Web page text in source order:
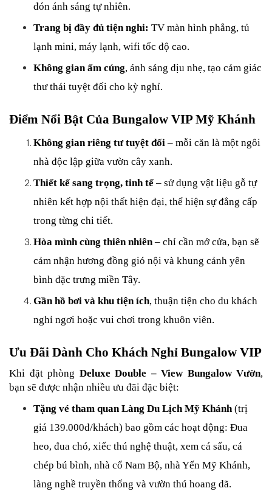
đón ánh sáng tự nhiên.
Trang bị đầy đủ tiện nghi: TV màn hình phẳng, tủ
lạnh mini, máy lạnh, wifi tốc độ cao.
Không gian ấm cúng, ánh sáng dịu nhẹ, tạo cảm giác
thư thái tuyệt đối cho kỳ nghỉ.
Điểm Nổi Bật Của Bungalow VIP Mỹ Khánh
Không gian riêng tư tuyệt đối – mỗi căn là một ngôi
nhà độc lập giữa vườn cây xanh.
Thiết kế sang trọng, tinh tế – sử dụng vật liệu gỗ tự
nhiên kết hợp nội thất hiện đại, thể hiện sự đẳng cấp
trong từng chi tiết.
Hòa mình cùng thiên nhiên – chỉ cần mở cửa, bạn sẽ
cảm nhận hương đồng gió nội và khung cảnh yên
bình đặc trưng miền Tây.
Gần hồ bơi và khu tiện ích, thuận tiện cho du khách
nghỉ ngơi hoặc vui chơi trong khuôn viên.
Ưu Đãi Dành Cho Khách Nghỉ Bungalow VIP
Khi đặt phòng Deluxe Double – View Bungalow Vườn,
bạn sẽ được nhận nhiều ưu đãi đặc biệt:
Tặng vé tham quan Làng Du Lịch Mỹ Khánh (trị
giá 139.000đ/khách) bao gồm các hoạt động: Đua
heo, đua chó, xiếc thú nghệ thuật, xem cá sấu, cá
chép bú bình, nhà cổ Nam Bộ, nhà Yến Mỹ Khánh,
làng nghề truyền thống và vườn thú hoang dã.